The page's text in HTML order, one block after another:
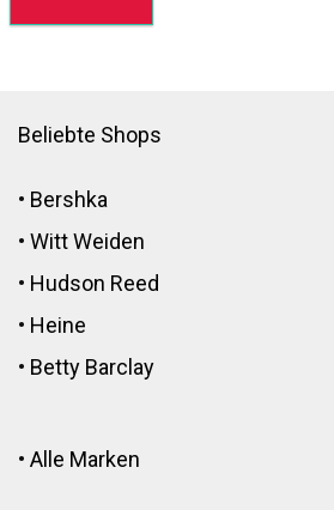
Beliebte Shops
• Bershka
• Witt Weiden
• Hudson Reed
• Heine
• Betty Barclay
• Alle Marken